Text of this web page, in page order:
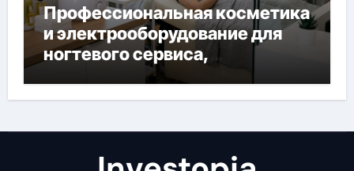
Профессиональная косметика
и электрооборудование для
ногтевого сервиса,
наращивания ресниц и
депиляции